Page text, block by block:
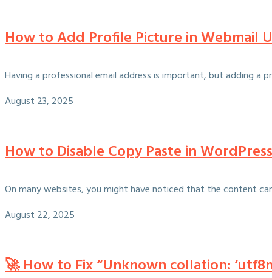
How to Add Profile Picture in Webmail
Having a professional email address is important, but adding
August 23, 2025
How to Disable Copy Paste in
On many websites, you might have noticed that the content
August 22, 2025
🚀 How to Fix “Unknown collation: